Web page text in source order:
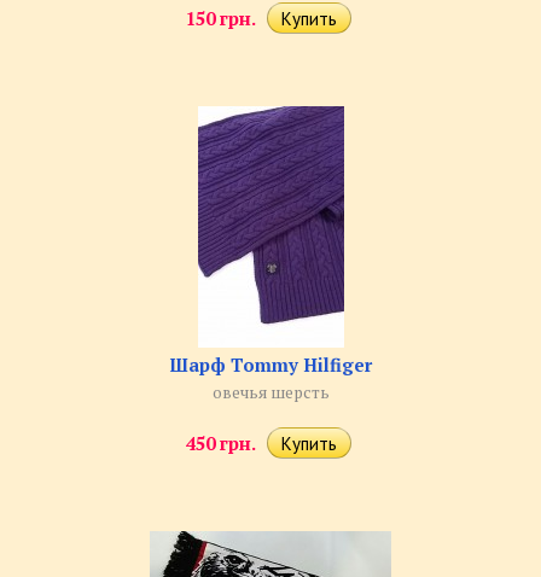
150 грн.
Шарф Tommy Hilfiger
овечья шерсть
450 грн.